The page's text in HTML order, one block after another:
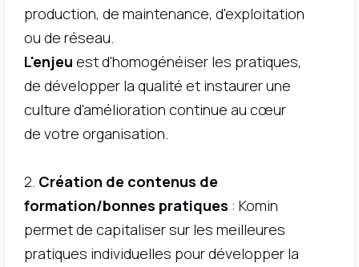
production, de maintenance, d'exploitation
ou de réseau.
L'enjeu est d'homogénéiser les pratiques,
de développer la qualité et instaurer une
culture d'amélioration continue au cœur
de votre organisation.
2. Création de contenus de
formation/bonnes pratiques : Komin
permet de capitaliser sur les meilleures
pratiques individuelles pour développer la